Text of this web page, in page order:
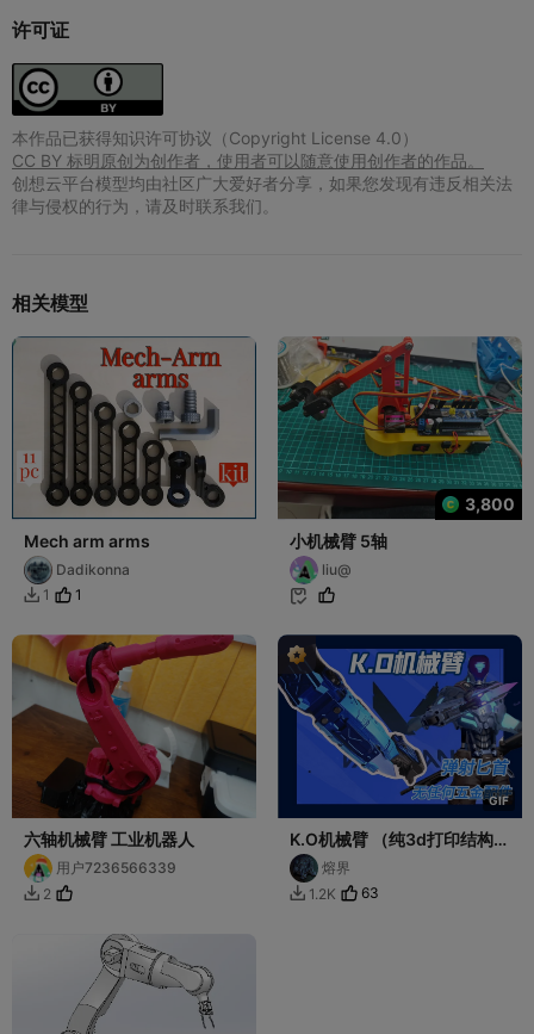
许可证
本作品已获得知识许可协议（Copyright License 4.0）
CC BY 标明原创为创作者，使用者可以随意使用创作者的作品。
创想云平台模型均由社区广大爱好者分享，如果您发现有违反相关法
律与侵权的行为，请及时联系我们。
相关模型
Mech arm arms
Dadikonna
 1 1
3,800
小机械臂 5轴
liu@

六轴机械臂 工业机器人
用户7236566339
 2
GIF
K.O机械臂 （纯3d打印结构,
无任何五金配件）
熔界
 1.2K 63